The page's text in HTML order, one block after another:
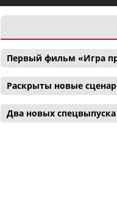
Первый фильм «Игра
Раскрыты новые
Два новых